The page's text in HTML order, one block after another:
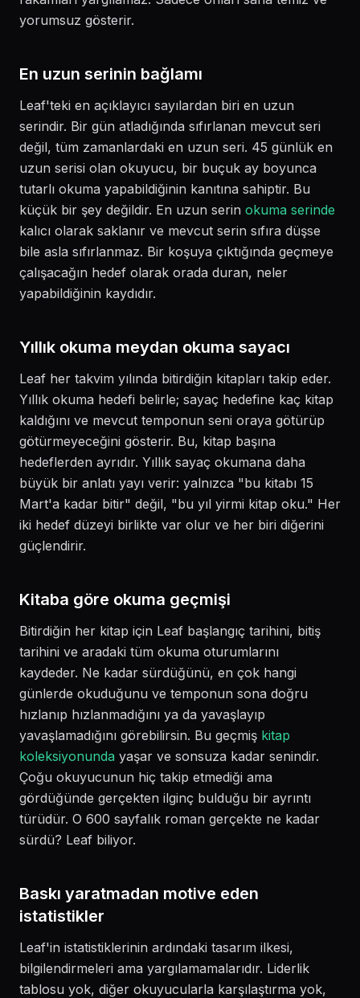
yorumsuz gösterir.
En uzun serinin bağlamı
Leaf'teki en açıklayıcı sayılardan biri en uzun
serindir. Bir gün atladığında sıfırlanan mevcut seri
değil, tüm zamanlardaki en uzun seri. 45 günlük en
uzun serisi olan okuyucu, bir buçuk ay boyunca
tutarlı okuma yapabildiğinin kanıtına sahiptir. Bu
küçük bir şey değildir. En uzun serin okuma serinde
kalıcı olarak saklanır ve mevcut serin sıfıra düşse
bile asla sıfırlanmaz. Bir koşuya çıktığında geçmeye
çalışacağın hedef olarak orada duran, neler
yapabildiğinin kaydıdır.
Yıllık okuma meydan okuma sayacı
Leaf her takvim yılında bitirdiğin kitapları takip eder.
Yıllık okuma hedefi belirle; sayaç hedefine kaç kitap
kaldığını ve mevcut temponun seni oraya götürüp
götürmeyeceğini gösterir. Bu, kitap başına
hedeflerden ayrıdır. Yıllık sayaç okumana daha
büyük bir anlatı yayı verir: yalnızca "bu kitabı 15
Mart'a kadar bitir" değil, "bu yıl yirmi kitap oku." Her
iki hedef düzeyi birlikte var olur ve her biri diğerini
güçlendirir.
Kitaba göre okuma geçmişi
Bitirdiğin her kitap için Leaf başlangıç tarihini, bitiş
tarihini ve aradaki tüm okuma oturumlarını
kaydeder. Ne kadar sürdüğünü, en çok hangi
günlerde okuduğunu ve temponun sona doğru
hızlanıp hızlanmadığını ya da yavaşlayıp
yavaşlamadığını görebilirsin. Bu geçmiş kitap
koleksiyonunda yaşar ve sonsuza kadar senindir.
Çoğu okuyucunun hiç takip etmediği ama
gördüğünde gerçekten ilginç bulduğu bir ayrıntı
türüdür. O 600 sayfalık roman gerçekte ne kadar
sürdü? Leaf biliyor.
Baskı yaratmadan motive eden
istatistikler
Leaf'in istatistiklerinin ardındaki tasarım ilkesi,
bilgilendirmeleri ama yargılamamalarıdır. Liderlik
tablosu yok, diğer okuyucularla karşılaştırma yok,